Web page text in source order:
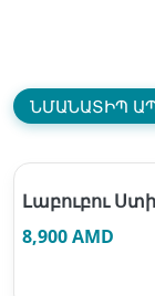
ՆՄԱՆԱՏԻՊ
Լաբուբու
8,900 AMD